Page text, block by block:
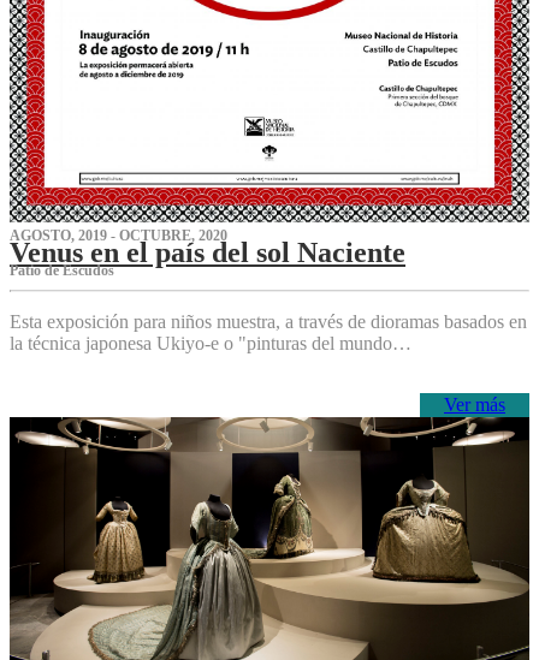
AGOSTO, 2019 - OCTUBRE, 2020
Venus en el país del sol Naciente
P‌atio de Escudos
Esta exposición para niños muestra, a través de dioramas basados en
la técnica japonesa Ukiyo-e o "pinturas del mundo…
Ver más